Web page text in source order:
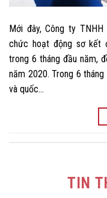
Mới đây, Công ty
chức hoạt động sơ kết
trong 6 tháng đầu năm,
năm 2020. Trong 6
và quốc…
TIN